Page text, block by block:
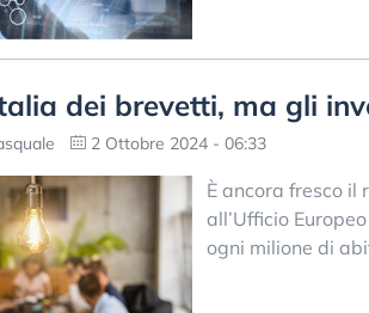
dei brevetti, ma gli
2 Ottobre 2024 - 06:33
È ancora fresco il
all’Ufficio
ogni milione di